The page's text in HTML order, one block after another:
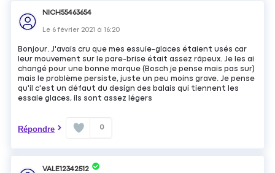
NICH55463654
Le 6 février 2021 à16:20
Bonjour. J'avais cru que mes essuie-glaces étaient usés car
leur mouvement sur le pare-brise était assez râpeux. Je les ai
changé pour une bonne marque (Bosch je pense mais pas sur)
mais le problème persiste, juste un peu moins grave. Je pense
qu'il c'est un défaut du design des balais qui tiennent les
essaie glaces, ils sont assez légers
Répondre 0
VALE12342512